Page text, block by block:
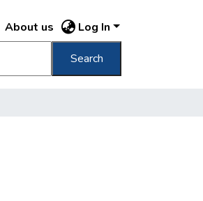
About us Log In
Search